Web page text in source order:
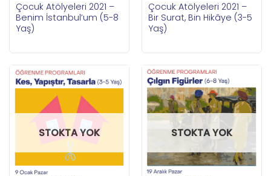
Çocuk Atölyeleri 2021 –
Benim İstanbul’um (5-8
Yaş)
Çocuk Atölyeleri 2021 –
Bir Surat, Bin Hikâye (3-5
Yaş)
STOKTA YOK STOKTA YOK